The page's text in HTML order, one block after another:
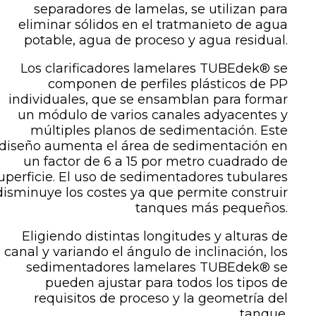
separadores de lamelas, se utilizan para
eliminar sólidos en el tratmanieto de agua
potable, agua de proceso y agua residual.
Los clarificadores lamelares TUBEdek® se
componen de perfiles plásticos de PP
individuales, que se ensamblan para formar
un módulo de varios canales adyacentes y
múltiples planos de sedimentación. Este
aumenta el área de sedimentación en
un factor de 6 a 15 por metro cuadrado de
El uso de sedimentadores tubulares
los costes ya que permite construir
tanques más pequeños.
Eligiendo distintas longitudes y alturas de
canal y variando el ángulo de inclinación, los
sedimentadores lamelares TUBEdek® se
pueden ajustar para todos los tipos de
requisitos de proceso y la geometría del